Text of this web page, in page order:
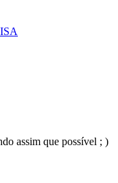
assim que possível ; )